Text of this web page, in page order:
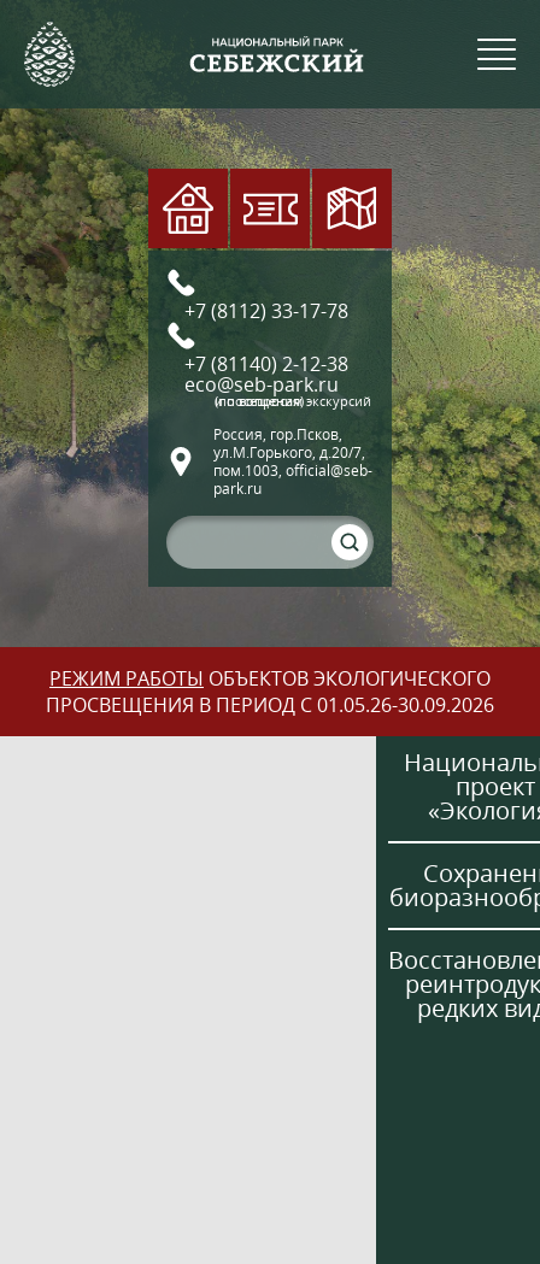
+7 (8112) 33-17-78
+7 (81140) 2-12-38
eco@seb-park.ru
(по вопросам экскурсий и посещения)
Россия, гор.Псков,
ул.М.Горького, д.20/7,
пом.1003, official@seb-
park.ru
РЕЖИМ РАБОТЫ ОБЪЕКТОВ ЭКОЛОГИЧЕСКОГО
ПРОСВЕЩЕНИЯ В ПЕРИОД С 01.05.26-30.09.2026
проект
редких